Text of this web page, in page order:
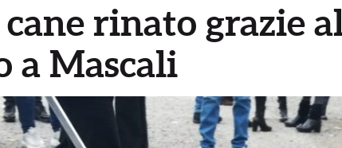
rinato grazie
a Mascali